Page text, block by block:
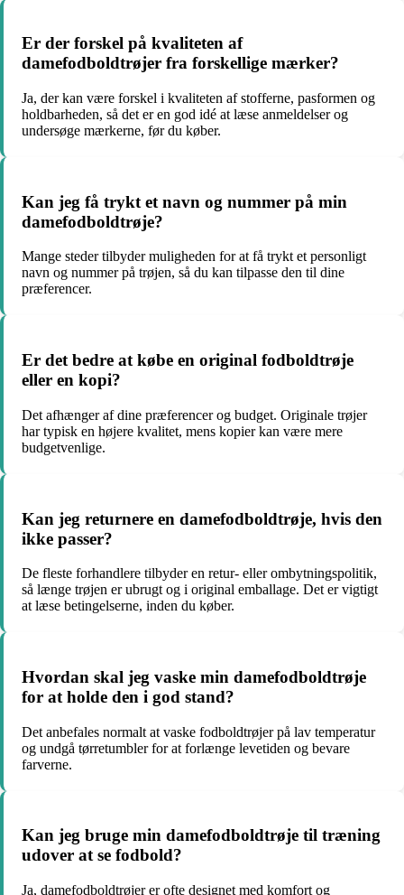
Er der forskel på kvaliteten af
damefodboldtrøjer fra forskellige mærker?
Ja, der kan være forskel i kvaliteten af stofferne, pasformen og
holdbarheden, så det er en god idé at læse anmeldelser og
undersøge mærkerne, før du køber.
Kan jeg få trykt et navn og nummer på min
damefodboldtrøje?
Mange steder tilbyder muligheden for at få trykt et personligt
navn og nummer på trøjen, så du kan tilpasse den til dine
præferencer.
Er det bedre at købe en original fodboldtrøje
eller en kopi?
Det afhænger af dine præferencer og budget. Originale trøjer
har typisk en højere kvalitet, mens kopier kan være mere
budgetvenlige.
Kan jeg returnere en damefodboldtrøje, hvis den
ikke passer?
De fleste forhandlere tilbyder en retur- eller ombytningspolitik,
så længe trøjen er ubrugt og i original emballage. Det er vigtigt
at læse betingelserne, inden du køber.
Hvordan skal jeg vaske min damefodboldtrøje
for at holde den i god stand?
Det anbefales normalt at vaske fodboldtrøjer på lav temperatur
og undgå tørretumbler for at forlænge levetiden og bevare
farverne.
Kan jeg bruge min damefodboldtrøje til træning
udover at se fodbold?
Ja, damefodboldtrøjer er ofte designet med komfort og